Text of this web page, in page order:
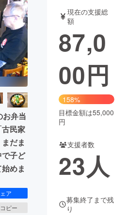
音楽
ガジェット ゲーム・
書籍・雑誌
チャレンジ
活性化
Good
CAMPFIRE Creation
納税machi-ya コミュニティ
お弁当
民家
だま
子ど
めま
ア
ピー
現在の支援総
額
87,0
00円
158%
目標金額は55,000
円
支援者数
23人
募集終了まで残
り